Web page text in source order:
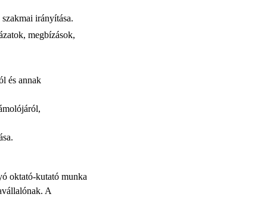
irányítása.
megbízások,
és annak
oktató-kutató munka
A